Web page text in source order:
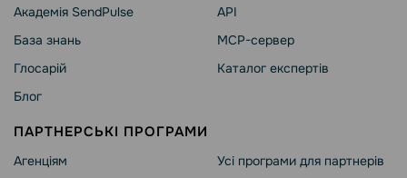
Академія SendPulse
База знань
Глосарій
Блог
API
MCP-сервер
Каталог експертів
ПАРТНЕРСЬКІ ПРОГРАМИ
Агенціям
Усі програми для партнерів